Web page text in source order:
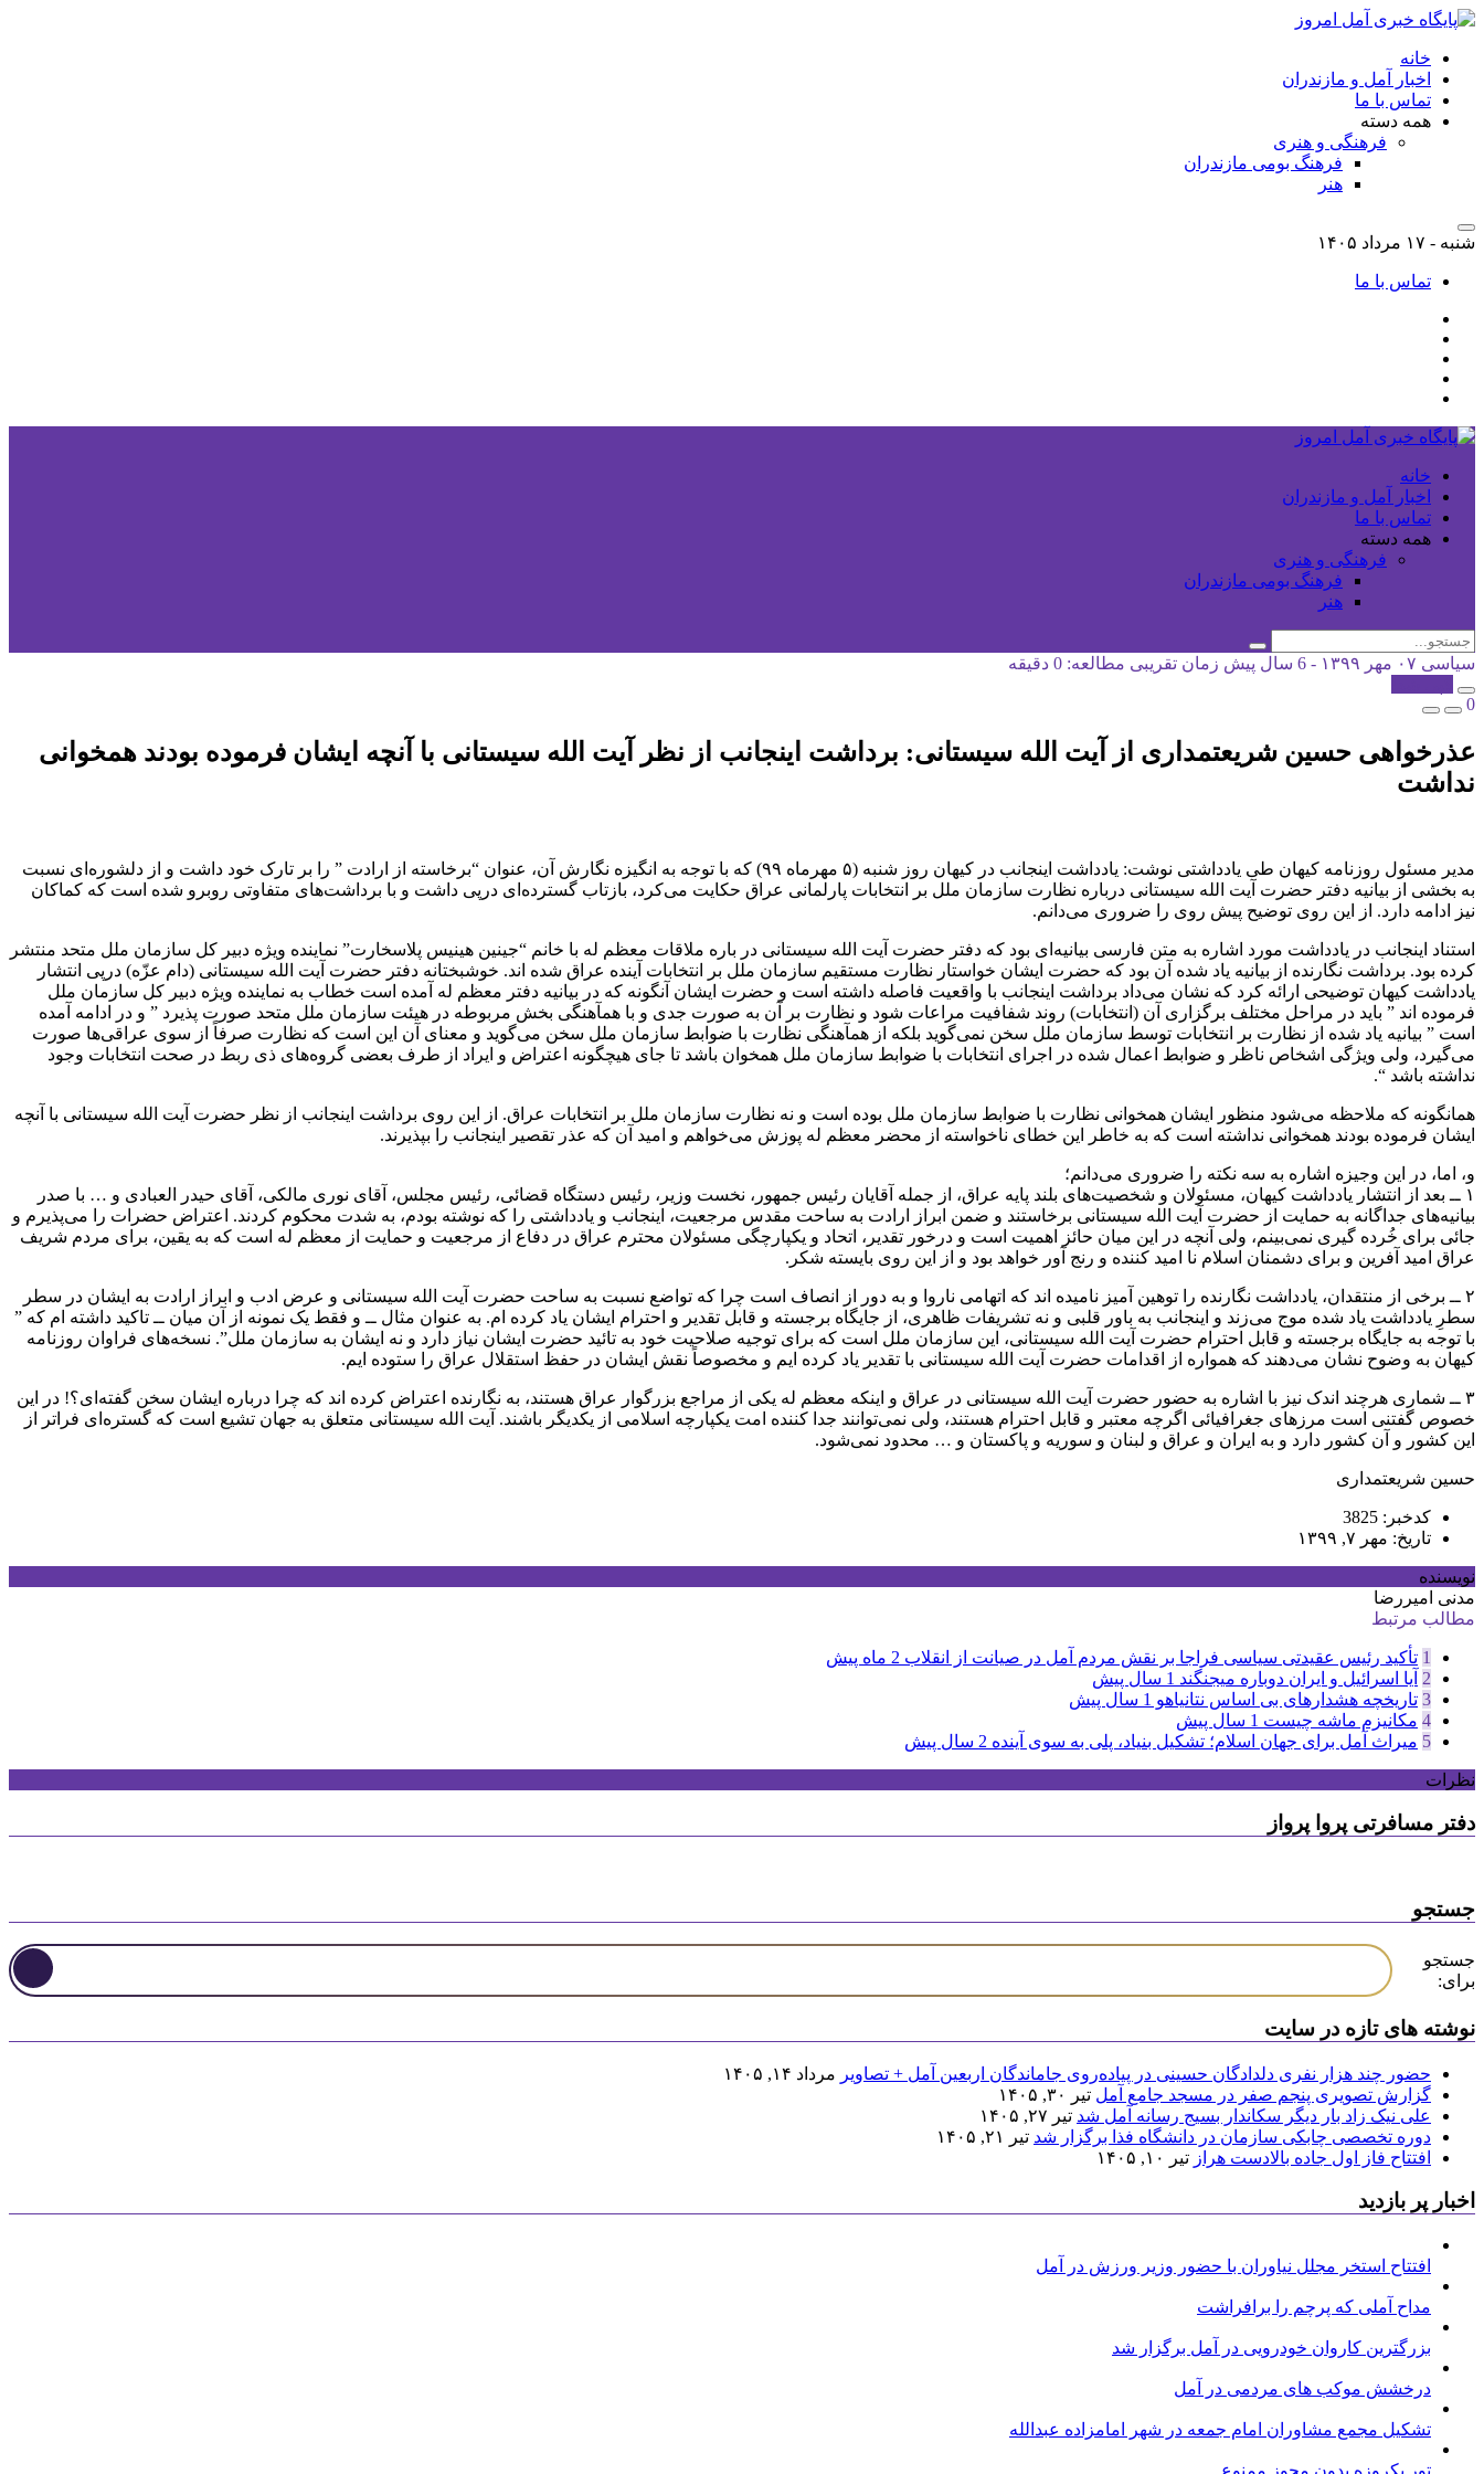
خانه
اخبار آمل و مازندران
تماس با ما
همه دسته
فرهنگی و هنری
فرهنگ بومی مازندران
هنر
شنبه - ۱۷ مرداد ۱۴۰۵
تماس با ما
خانه
اخبار آمل و مازندران
تماس با ما
همه دسته
فرهنگی و هنری
فرهنگ بومی مازندران
هنر
سیاسی ۰۷ مهر ۱۳۹۹ - 6 سال پیش
زمان تقریبی مطالعه: 0 دقیقه
0
عذرخواهی حسین شریعتمداری از آیت الله سیستانی: برداشت اینجانب از نظر آیت الله سیستانی با آنچه ایشان فرموده بودند همخوانی
نداشت
مدیر مسئول روزنامه کیهان طی یادداشتی نوشت: یادداشت اینجانب در کیهان روز شنبه (۵ مهرماه ۹۹) که با توجه به انگیزه نگارش آن، عنوان “برخاسته از ارادت ” را بر تارک خود داشت و از دلشوره‌ای نسبت
به بخشی از بیانیه دفتر حضرت آیت الله سیستانی درباره نظارت سازمان ملل بر انتخابات پارلمانی عراق حکایت می‌کرد، بازتاب گسترده‌ای درپی داشت و با برداشت‌های متفاوتی روبرو شده است که کماکان
نیز ادامه دارد. از این روی توضیح پیش روی را ضروری می‌دانم.
استناد اینجانب در یادداشت مورد اشاره به متن فارسی بیانیه‌ای بود که دفتر حضرت آیت الله سیستانی در باره ملاقات معظم له با خانم “جینین هینیس پلاسخارت” نماینده ویژه دبیر کل سازمان ملل متحد منتشر
کرده بود. برداشت نگارنده از بیانیه یاد شده آن بود که حضرت ایشان خواستار نظارت مستقیم سازمان ملل بر انتخابات آینده عراق شده اند. خوشبختانه دفتر حضرت آیت الله سیستانی (دام عزّه) درپی انتشار
یادداشت کیهان توضیحی ارائه کرد که نشان می‌داد برداشت اینجانب با واقعیت فاصله داشته است و حضرت ایشان آنگونه که در بیانیه دفتر معظم له آمده است خطاب به نماینده ویژه دبیر کل سازمان ملل
فرموده اند ” باید در مراحل مختلف برگزاری آن (انتخابات) روند شفافیت مراعات شود و نظارت بر آن به صورت جدی و با همآهنگی بخش مربوطه در هیئت سازمان ملل متحد صورت پذیرد ” و در ادامه آمده
است ” بیانیه یاد شده از نظارت بر انتخابات توسط سازمان ملل سخن نمی‌گوید بلکه از همآهنگی نظارت با ضوابط سازمان ملل سخن می‌گوید و معنای آن این است که نظارت صرفاً از سوی عراقی‌ها صورت
می‌گیرد، ولی ویژگی اشخاص ناظر و ضوابط اعمال شده در اجرای انتخابات با ضوابط سازمان ملل همخوان باشد تا جای هیچگونه اعتراض و ایراد از طرف بعضی گروه‌های ذی ربط در صحت انتخابات وجود
نداشته باشد “.
همانگونه که ملاحظه می‌شود منظور ایشان همخوانی نظارت با ضوابط سازمان ملل بوده است و نه نظارت سازمان ملل بر انتخابات عراق. از این روی برداشت اینجانب از نظر حضرت آیت الله سیستانی با آنچه
ایشان فرموده بودند همخوانی نداشته است که به خاطر این خطای ناخواسته از محضر معظم له پوزش می‌خواهم و امید آن که عذر تقصیر اینجانب را بپذیرند.
و، اما، در این وجیزه اشاره به سه نکته را ضروری می‌دانم؛
۱ ــ بعد از انتشار یادداشت کیهان، مسئولان و شخصیت‌های بلند پایه عراق، از جمله آقایان رئیس جمهور، نخست وزیر، رئیس دستگاه قضائی، رئیس مجلس، آقای نوری مالکی، آقای حیدر العبادی و … با صدر
بیانیه‌های جداگانه به حمایت از حضرت آیت الله سیستانی برخاستند و ضمن ابراز ارادت به ساحت مقدس مرجعیت، اینجانب و یادداشتی را که نوشته بودم، به شدت محکوم کردند. اعتراض حضرات را می‌پذیرم و
جائی برای خُرده گیری نمی‌بینم، ولی آنچه در این میان حائز اهمیت است و درخور تقدیر، اتحاد و یکپارچگی مسئولان محترم عراق در دفاع از مرجعیت و حمایت از معظم له است که به یقین، برای مردم شریف
عراق امید آفرین و برای دشمنان اسلام نا امید کننده و رنج آور خواهد بود و از این روی بایسته شکر.
۲ ــ برخی از منتقدان، یادداشت نگارنده را توهین آمیز نامیده اند که اتهامی ناروا و به دور از انصاف است چرا که تواضع نسبت به ساحت حضرت آیت الله سیستانی و عرض ادب و ابراز ارادت به ایشان در سطر
سطرِ یادداشت یاد شده موج می‌زند و اینجانب به باور قلبی و نه تشریفات ظاهری، از جایگاه برجسته و قابل تقدیر و احترام ایشان یاد کرده ام. به عنوان مثال ــ و فقط یک نمونه از آن میان ــ تاکید داشته ام که ”
با توجه به جایگاه برجسته و قابل احترام حضرت آیت الله سیستانی، این سازمان ملل است که برای توجیه صلاحیت خود به تائید حضرت ایشان نیاز دارد و نه ایشان به سازمان ملل”. نسخه‌های فراوان روزنامه
کیهان به وضوح نشان می‌دهند که همواره از اقدامات حضرت آیت الله سیستانی با تقدیر یاد کرده ایم و مخصوصاً نقش ایشان در حفظ استقلال عراق را ستوده ایم.
۳ ــ شماری هرچند اندک نیز با اشاره به حضور حضرت آیت الله سیستانی در عراق و اینکه معظم له یکی از مراجع بزرگوار عراق هستند، به نگارنده اعتراض کرده اند که چرا درباره ایشان سخن گفته‌ای؟! در این
خصوص گفتنی است مرز‌های جغرافیائی اگرچه معتبر و قابل احترام هستند، ولی نمی‌توانند جدا کننده امت یکپارچه اسلامی از یکدیگر باشند. آیت الله سیستانی متعلق به جهان تشیع است که گستره‌ای فراتر از
این کشور و آن کشور دارد و به ایران و عراق و لبنان و سوریه و پاکستان و … محدود نمی‌شود.
حسین شریعتمداری
کدخبر: 3825
تاریخ: مهر ۷, ۱۳۹۹
نویسنده
مدنی امیررضا
مطالب مرتبط
1 تأکید رئیس عقیدتی سیاسی فراجا بر نقش مردم آمل در صیانت از انقلاب 2 ماه پیش
2 آیا اسرائیل و ایران دوباره میجنگند 1 سال پیش
3 تاریخچه هشدارهای بی اساس نتانیاهو 1 سال پیش
4 مکانیزم ماشه چیست 1 سال پیش
5 میراث آمل برای جهان اسلام؛ تشکیل بنیاد، پلی به سوی آینده 2 سال پیش
نظرات
دفتر مسافرتی پروا پرواز
جستجو
جستجو
برای:
نوشته های تازه در سایت
حضور چند هزار نفری دلدادگان حسینی در پیاده‌روی جاماندگان اربعین آمل + تصاویر مرداد ۱۴, ۱۴۰۵
گزارش تصویری پنجم صفر در مسجد جامع آمل تیر ۳۰, ۱۴۰۵
علی نیک زاد بار دیگر سکاندار بسیج رسانه آمل شد تیر ۲۷, ۱۴۰۵
دوره تخصصی چابکی سازمان در دانشگاه فذا برگزار شد تیر ۲۱, ۱۴۰۵
افتتاح فاز اول جاده بالادست هراز تیر ۱۰, ۱۴۰۵
اخبار پر بازدید
افتتاح استخر مجلل نیاوران با حضور وزیر ورزش در آمل
مداح آملی که پرچم را برافراشت
بزرگترین کاروان خودرویی در آمل برگزار شد
درخشش موکب های مردمی در آمل
تشکیل مجمع مشاوران امام جمعه در شهر امامزاده عبدالله
تور یکروزه بدون مجوز ممنوع